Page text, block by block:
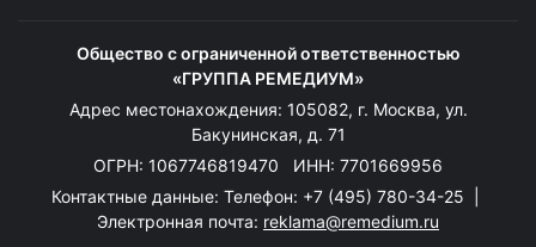
Общество с ограниченной ответственностью
«ГРУППА РЕМЕДИУМ»
Адрес местонахождения: 105082, г. Москва, ул.
Бакунинская, д. 71
ОГРН: 1067746819470 ИНН: 7701669956
Контактные данные: Телефон: +7 (495) 780-34-25
Электронная почта: reklama@remedium.ru